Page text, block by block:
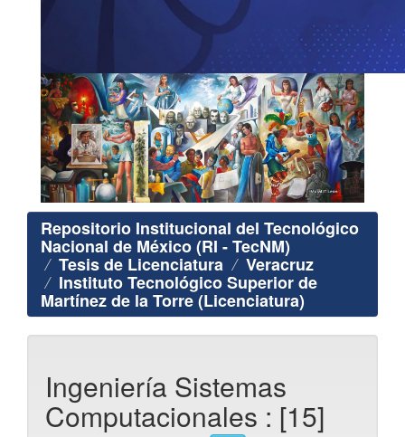
Repositorio Institucional del Tecnológico
Nacional de México (RI - TecNM)
Tesis de Licenciatura Veracruz
Instituto Tecnológico Superior de
Martínez de la Torre (Licenciatura)
Ingeniería Sistemas
Computacionales : [15]